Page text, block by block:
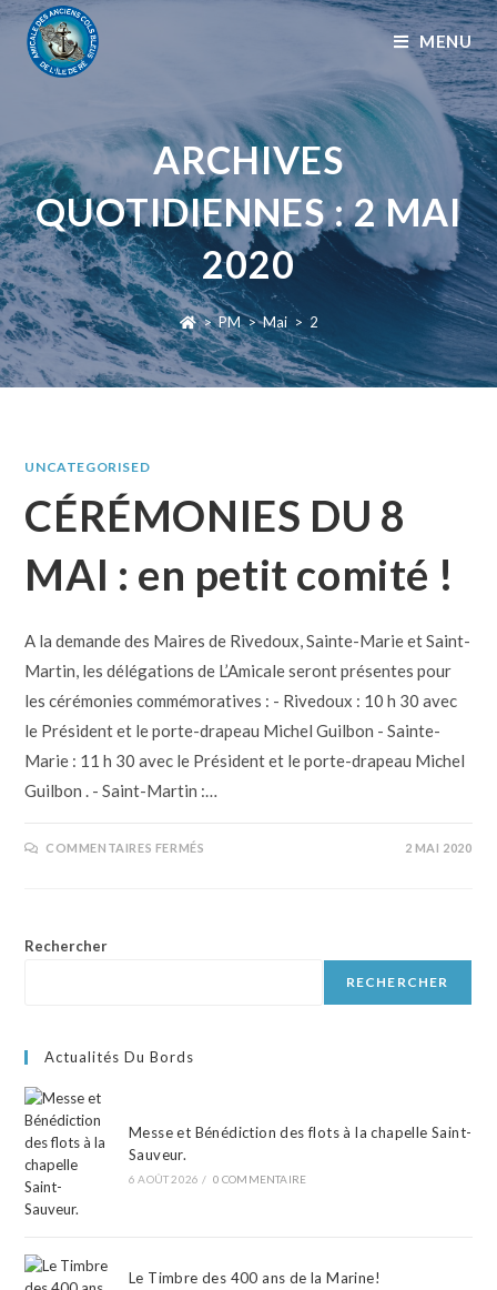
MENU
ARCHIVES
QUOTIDIENNES : 2 MAI
2020
> PM > Mai > 2
UNCATEGORISED
CÉRÉMONIES DU 8
MAI : en petit comité !
A la demande des Maires de Rivedoux, Sainte-Marie et Saint-
Martin, les délégations de L’Amicale seront présentes pour
les cérémonies commémoratives : - Rivedoux : 10 h 30 avec
le Président et le porte-drapeau Michel Guilbon - Sainte-
Marie : 11 h 30 avec le Président et le porte-drapeau Michel
Guilbon . - Saint-Martin :…
COMMENTAIRES FERMÉS 2 MAI 2020
Rechercher
RECHERCHER
Actualités Du Bords
Messe et Bénédiction des flots à la chapelle Saint-
Sauveur.
6 AOÛT 2026 / 0 COMMENTAIRE
Le Timbre des 400 ans de la Marine!